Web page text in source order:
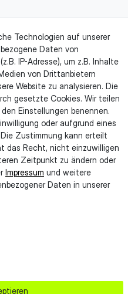
Technologien auf unserer
Daten von
IP-Adresse), um z.B. Inhalte
von Drittanbietern
Website zu analysieren. Die
gesetzte Cookies. Wir teilen
Einstellungen benennen.
oder aufgrund eines
Zustimmung kann erteilt
das Recht, nicht einzuwilligen
Zeitpunkt zu ändern oder
Impressum und weitere
Daten in unserer